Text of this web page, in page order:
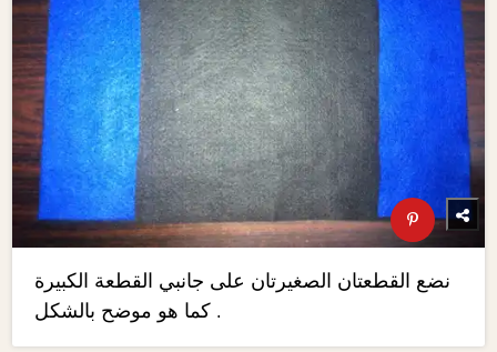
نضع القطعتان الصغيرتان على جانبي القطعة الكبيرة
كما هو موضح بالشكل .